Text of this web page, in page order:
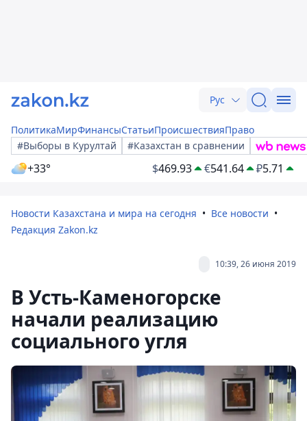
Рус
ПолитикаМирФинансыСтатьиПроисшествияПраво
#Выборы в Курултай
#Казахстан в сравнении
+33° $469.93 €541.64 ₽5.71
Новости Казахстана и мира на сегодня
Все новости
Редакция Zakon.kz
10:39, 26 июня 2019
В Усть-Каменогорске
начали реализацию
социального угля